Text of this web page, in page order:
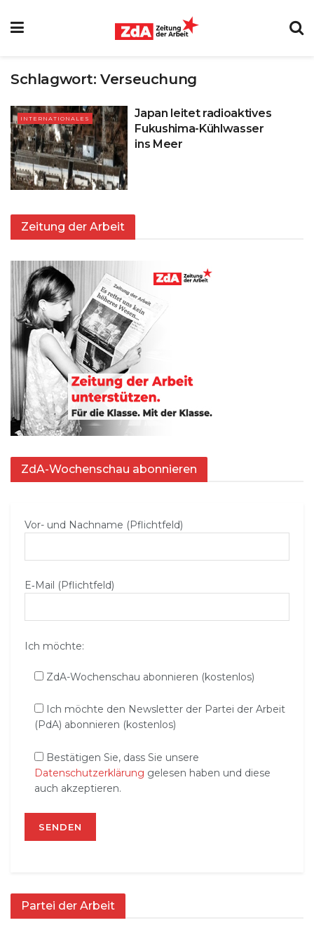
Schlagwort:Verseuchung
INTERNATIONALES
Japan leitet radioaktives
Fukushima-Kühlwasser
ins Meer
Zeitung der Arbeit
ZdA-Wochenschau abonnieren
Vor- und Nachname (Pflichtfeld)
E‑Mail (Pflichtfeld)
Ich möchte:
ZdA-Wochenschau abonnieren (kostenlos)
Ich möchte den Newsletter der Partei der Arbeit
(PdA) abonnieren (kostenlos)
Bestätigen Sie, dass Sie unsere
Datenschutzerklärung gelesen haben und diese
auch akzeptieren.
Partei der Arbeit